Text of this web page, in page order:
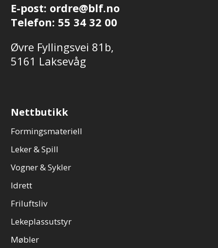
E-post: ordre@blf.no
Telefon: 55 34 32 00
Øvre Fyllingsvei 81b,
5161 Laksevåg
Nettbutikk
Formingsmateriell
Leker & Spill
Vogner & Sykler
Idrett
Friluftsliv
Lekeplassutstyr
Møbler